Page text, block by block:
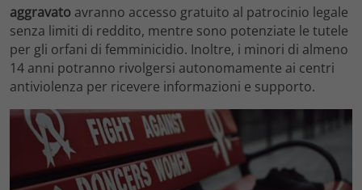
aggravato avranno accesso gratuito al patrocinio legale
senza limiti di reddito, mentre sono potenziate le tutele
per gli orfani di femminicidio. Inoltre, i minori di almeno
14 anni potranno rivolgersi autonomamente ai centri
antiviolenza per ricevere informazioni e supporto.